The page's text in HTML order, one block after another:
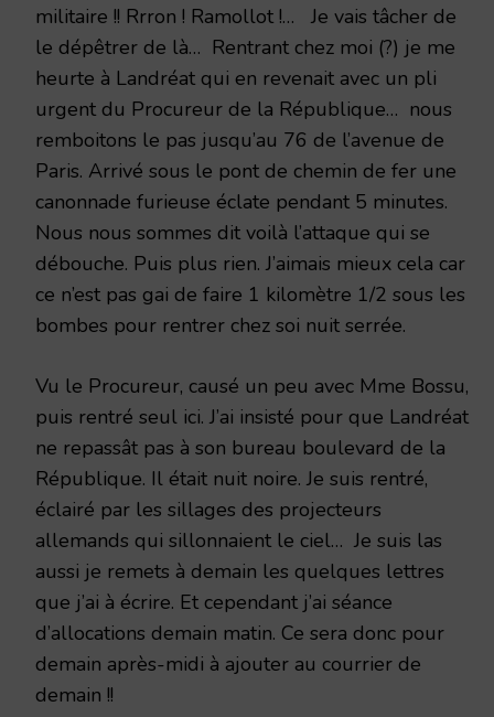
militaire !! Rrron ! Ramollot !… Je vais tâcher de
le dépêtrer de là… Rentrant chez moi (?) je me
heurte à Landréat qui en revenait avec un pli
urgent du Procureur de la République… nous
remboitons le pas jusqu’au 76 de l’avenue de
Paris. Arrivé sous le pont de chemin de fer une
canonnade furieuse éclate pendant 5 minutes.
Nous nous sommes dit voilà l’attaque qui se
débouche. Puis plus rien. J’aimais mieux cela car
ce n’est pas gai de faire 1 kilomètre 1/2 sous les
bombes pour rentrer chez soi nuit serrée.
Vu le Procureur, causé un peu avec Mme Bossu,
puis rentré seul ici. J’ai insisté pour que Landréat
ne repassât pas à son bureau boulevard de la
République. Il était nuit noire. Je suis rentré,
éclairé par les sillages des projecteurs
allemands qui sillonnaient le ciel… Je suis las
aussi je remets à demain les quelques lettres
que j’ai à écrire. Et cependant j’ai séance
d’allocations demain matin. Ce sera donc pour
demain après-midi à ajouter au courrier de
demain !!